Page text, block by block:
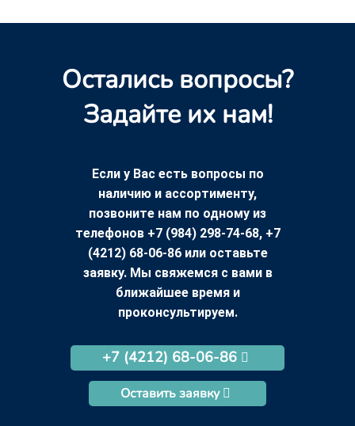
Остались вопросы?
Задайте их нам!
Если у Вас есть вопросы по
наличию и ассортименту,
позвоните нам по одному из
телефонов +7 (984) 298-74-68, +7
(4212) 68-06-86 или оставьте
заявку. Мы свяжемся с вами в
ближайшее время и
проконсультируем.
+7 (4212) 68-06-86
Оставить заявку